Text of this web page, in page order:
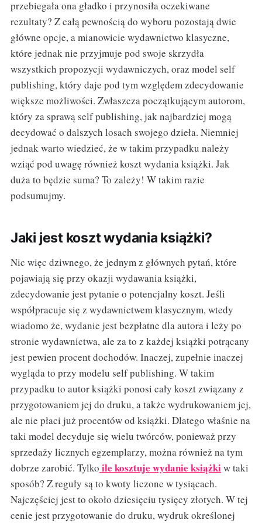
przebiegała ona gładko i przynosiła oczekiwane
rezultaty? Z całą pewnością do wyboru pozostają dwie
główne opcje, a mianowicie wydawnictwo klasyczne,
które jednak nie przyjmuje pod swoje skrzydła
wszystkich propozycji wydawniczych, oraz model self
publishing, który daje pod tym względem zdecydowanie
większe możliwości. Zwłaszcza początkującym autorom,
który za sprawą self publishing, jak najbardziej mogą
decydować o dalszych losach swojego dzieła. Niemniej
jednak warto wiedzieć, że w takim przypadku należy
wziąć pod uwagę również koszt wydania książki. Jak
duża to będzie suma? To zależy! W takim razie
podsumujmy.
Jaki jest koszt wydania książki?
Nic więc dziwnego, że jednym z głównych pytań, które
pojawiają się przy okazji wydawania książki,
zdecydowanie jest pytanie o potencjalny koszt. Jeśli
współpracuje się z wydawnictwem klasycznym, wtedy
wiadomo że, wydanie jest bezpłatne dla autora i leży po
stronie wydawnictwa, ale za to z każdej książki potrącany
jest pewien procent dochodów. Inaczej, zupełnie inaczej
wygląda to przy modelu self publishing. W takim
przypadku to autor książki ponosi cały koszt związany z
przygotowaniem jej do druku, a także wydrukowaniem jej,
ale nie płaci już procentów od książki. Dlatego właśnie na
taki model decyduje się wielu twórców, ponieważ przy
sprzedaży licznych egzemplarzy, można również na tym
dobrze zarobić. Tylko ile kosztuje wydanie książkiw taki
sposób? Z reguły są to kwoty liczone w tysiącach.
Najczęściej jest to około dziesięciu tysięcy złotych. W tej
cenie jest przygotowanie do druku, wydruk określonej